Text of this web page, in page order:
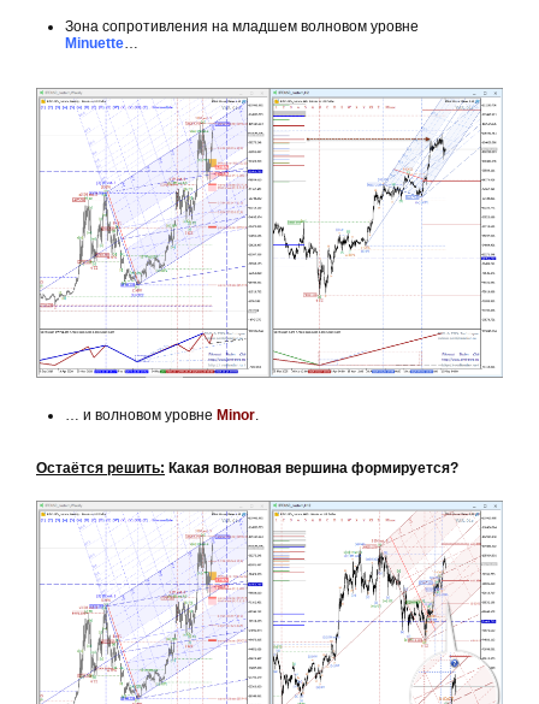
Зона сопротивления на младшем волновом уровне
Minuette
… и волновом уровне Minor
Остаётся решить: Какая волновая вершина формируется?